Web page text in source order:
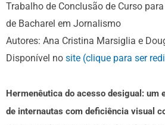
Trabalho de Conclusão de Curso
de Bacharel em Jornalismo
Autores: Ana Cristina Marsiglia e
Disponível no site (clique para ser
Hermenêutica do acesso desigual: um
de internautas com deficiência visual